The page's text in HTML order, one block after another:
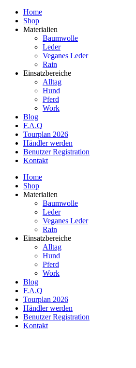
Home
Shop
Materialien
Baumwolle
Leder
Veganes Leder
Rain
Einsatzbereiche
Alltag
Hund
Pferd
Work
Blog
F.A.Q
Tourplan 2026
Händler werden
Benutzer Registration
Kontakt
Home
Shop
Materialien
Baumwolle
Leder
Veganes Leder
Rain
Einsatzbereiche
Alltag
Hund
Pferd
Work
Blog
F.A.Q
Tourplan 2026
Händler werden
Benutzer Registration
Kontakt